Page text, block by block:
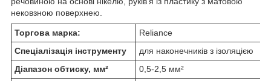
нековзною поверхнею.
Торгова марка:
Reliance
Спеціалізація інструменту
для наконечників з ізоляцією
Діапазон обтиску, мм²
0,5-2,5 мм²